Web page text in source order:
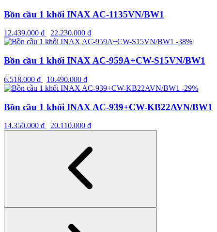
Bồn cầu 1 khối INAX AC-1135VN/BW1
12.439.000 ₫ 22.230.000 ₫
-38%
Bồn cầu 1 khối INAX AC-959A+CW-S15VN/BW1
6.518.000 ₫ 10.490.000 ₫
-29%
Bồn cầu 1 khối INAX AC-939+CW-KB22AVN/BW1
14.350.000 ₫ 20.110.000 ₫